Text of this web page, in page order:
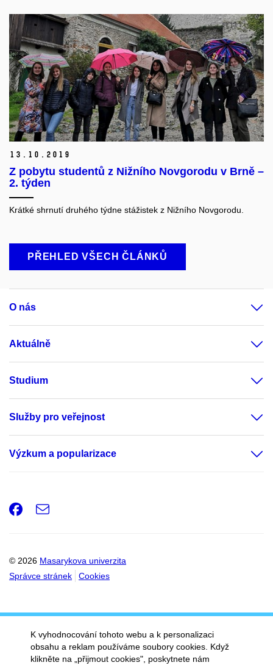
13. 10. 2019
Z pobytu studentů z Nižního Novgorodu v Brně –
2. týden
Krátké shrnutí druhého týdne stážistek z Nižního Novgorodu.
PŘEHLED VŠECH ČLÁNKŮ
O nás
Aktuálně
Studium
Služby pro veřejnost
Výzkum a popularizace
© 2026 Masarykova univerzita
Správce stránek
Cookies
Facebook
e-
K vyhodnocování tohoto webu a k personalizaci
obsahu a reklam používáme soubory cookies. Když
klikněte na „přijmout cookies", poskytnete nám